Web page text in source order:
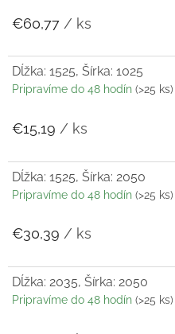
€60,77 / ks
Dĺžka: 1525, Šírka: 1025
Pripravíme do 48 hodín (>25 ks)
€15,19 / ks
Dĺžka: 1525, Šírka: 2050
Pripravíme do 48 hodín (>25 ks)
€30,39 / ks
Dĺžka: 2035, Šírka: 2050
Pripravíme do 48 hodín (>25 ks)